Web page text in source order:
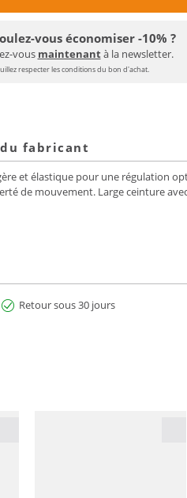
vous économiser -10% ?
vous maintenantà la newsletter.
respecter les conditions du bon d'achat.
fabricant
et élastique pour une régulation
de mouvement. Large ceinture
Retour sous 30 jours